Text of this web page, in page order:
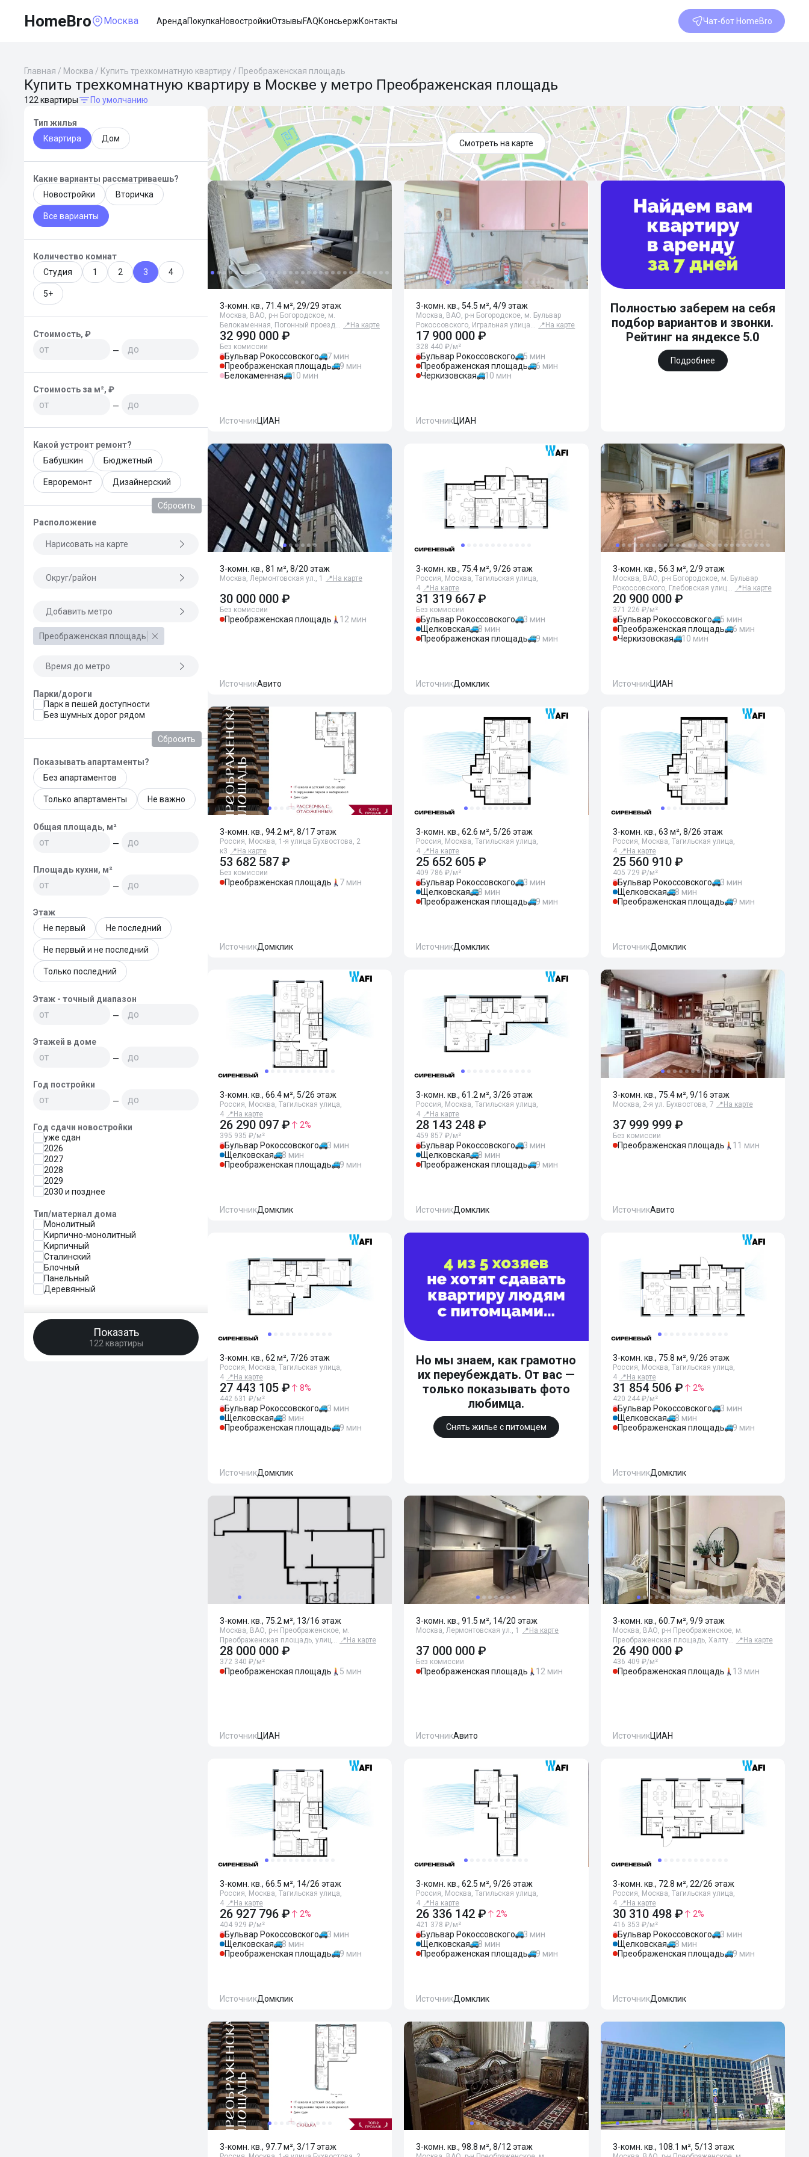
HomeBro Москва АрендаПокупкаНовостройкиОтзывыFAQКонсьержКонтакты Чат-бот HomeBro
Главная / Москва / Купить трехкомнатную квартиру / Преображенская площадь
Купить трехкомнатную квартиру в Москве у метро Преображенская площадь
122 квартиры По умолчанию
Тип жилья
Квартира
Дом
Какие варианты рассматриваешь?
Новостройки
Вторичка
Все варианты
Количество комнат
Студия
1 2 3 4
5+
Стоимость, ₽
—
Стоимость за м², ₽
—
Какой устроит ремонт?
Бабушкин
Бюджетный
Евроремонт Дизайнерский
Сбросить
Расположение
Нарисовать на карте
Округ/район
Добавить метро
Преображенская площадь
Время до метро
Парки/дороги
Парк в пешей доступности
Без шумных дорог рядом
Сбросить
Показывать апартаменты?
Без апартаментов
Только апартаменты Не важно
Общая площадь, м²
—
Площадь кухни, м²
—
Этаж
Не первый
Не последний
Не первый и не последний
Только последний
Этаж - точный диапазон
—
Этажей в доме
—
Год постройки
—
Год сдачи новостройки
уже сдан
2026
2027
2028
2029
2030 и позднее
Тип/материал дома
Монолитный
Кирпично-монолитный
Кирпичный
Сталинский
Блочный
Панельный
Деревянный
Показать
122 квартиры
Смотреть на карте
3-комн. кв., 71.4 м², 29/29 этаж
Москва, ВАО, р-н Богородское, м.
Белокаменная, Погонный проезд… 📍 На карте
32 990 000 ₽
Без комиссии
Бульвар Рокоссовского
7 мин
Преображенская площадь
9 мин
Белокаменная
10 мин
ИсточникЦИАН
3-комн. кв., 54.5 м², 4/9 этаж
Москва, ВАО, р-н Богородское, м. Бульвар
Рокоссовского, Игральная улица… 📍 На карте
17 900 000 ₽
328 440 ₽/м²
Бульвар Рокоссовского
5 мин
Преображенская площадь
6 мин
Черкизовская
10 мин
ИсточникЦИАН
Полностью заберем на себя
подбор вариантов и звонки.
Рейтинг на яндексе 5.0
Подробнее
3-комн. кв., 81 м², 8/20 этаж
Москва, Лермонтовская ул., 1 📍 На карте
30 000 000 ₽
Без комиссии
Преображенская площадь 12 мин
ИсточникАвито
3-комн. кв., 75.4 м², 9/26 этаж
Россия, Москва, Тагильская улица,
4 📍 На карте
31 319 667 ₽
Без комиссии
Бульвар Рокоссовского
3 мин
Щелковская
8 мин
Преображенская площадь
9 мин
ИсточникДомклик
3-комн. кв., 56.3 м², 2/9 этаж
Москва, ВАО, р-н Богородское, м. Бульвар
Рокоссовского, Глебовская улиц… 📍 На карте
20 900 000 ₽
371 226 ₽/м²
Бульвар Рокоссовского
5 мин
Преображенская площадь
6 мин
Черкизовская
10 мин
ИсточникЦИАН
3-комн. кв., 94.2 м², 8/17 этаж
Россия, Москва, 1-я улица Бухвостова, 2
к3 📍 На карте
53 682 587 ₽
Без комиссии
Преображенская площадь 7 мин
ИсточникДомклик
3-комн. кв., 62.6 м², 5/26 этаж
Россия, Москва, Тагильская улица,
4 📍 На карте
25 652 605 ₽
409 786 ₽/м²
Бульвар Рокоссовского
3 мин
Щелковская
8 мин
Преображенская площадь
9 мин
ИсточникДомклик
3-комн. кв., 63 м², 8/26 этаж
Россия, Москва, Тагильская улица,
4 📍 На карте
25 560 910 ₽
405 729 ₽/м²
Бульвар Рокоссовского
3 мин
Щелковская
8 мин
Преображенская площадь
9 мин
ИсточникДомклик
3-комн. кв., 66.4 м², 5/26 этаж
Россия, Москва, Тагильская улица,
4 📍 На карте
26 290 097 ₽ 2%
395 935 ₽/м²
Бульвар Рокоссовского
3 мин
Щелковская
8 мин
Преображенская площадь
9 мин
ИсточникДомклик
3-комн. кв., 61.2 м², 3/26 этаж
Россия, Москва, Тагильская улица,
4 📍 На карте
28 143 248 ₽
459 857 ₽/м²
Бульвар Рокоссовского
3 мин
Щелковская
8 мин
Преображенская площадь
9 мин
ИсточникДомклик
3-комн. кв., 75.4 м², 9/16 этаж
Москва, 2-я ул. Бухвостова, 7 📍 На карте
37 999 999 ₽
Без комиссии
Преображенская площадь 11 мин
ИсточникАвито
3-комн. кв., 62 м², 7/26 этаж
Россия, Москва, Тагильская улица,
4 📍 На карте
27 443 105 ₽ 8%
442 631 ₽/м²
Бульвар Рокоссовского
3 мин
Щелковская
8 мин
Преображенская площадь
9 мин
ИсточникДомклик
Но мы знаем, как грамотно
их переубеждать. От вас —
только показывать фото
любимца.
Снять жилье с питомцем
3-комн. кв., 75.8 м², 9/26 этаж
Россия, Москва, Тагильская улица,
4 📍 На карте
31 854 506 ₽ 2%
420 244 ₽/м²
Бульвар Рокоссовского
3 мин
Щелковская
8 мин
Преображенская площадь
9 мин
ИсточникДомклик
3-комн. кв., 75.2 м², 13/16 этаж
Москва, ВАО, р-н Преображенское, м.
Преображенская площадь, улиц… 📍 На карте
28 000 000 ₽
372 340 ₽/м²
Преображенская площадь 5 мин
ИсточникЦИАН
3-комн. кв., 91.5 м², 14/20 этаж
Москва, Лермонтовская ул., 1 📍 На карте
37 000 000 ₽
Без комиссии
Преображенская площадь 12 мин
ИсточникАвито
3-комн. кв., 60.7 м², 9/9 этаж
Москва, ВАО, р-н Преображенское, м.
Преображенская площадь, Халту… 📍 На карте
26 490 000 ₽
436 409 ₽/м²
Преображенская площадь 13 мин
ИсточникЦИАН
3-комн. кв., 66.5 м², 14/26 этаж
Россия, Москва, Тагильская улица,
4 📍 На карте
26 927 796 ₽ 2%
404 929 ₽/м²
Бульвар Рокоссовского
3 мин
Щелковская
8 мин
Преображенская площадь
9 мин
ИсточникДомклик
3-комн. кв., 62.5 м², 9/26 этаж
Россия, Москва, Тагильская улица,
4 📍 На карте
26 336 142 ₽ 2%
421 378 ₽/м²
Бульвар Рокоссовского
3 мин
Щелковская
8 мин
Преображенская площадь
9 мин
ИсточникДомклик
3-комн. кв., 72.8 м², 22/26 этаж
Россия, Москва, Тагильская улица,
4 📍 На карте
30 310 498 ₽ 2%
416 353 ₽/м²
Бульвар Рокоссовского
3 мин
Щелковская
8 мин
Преображенская площадь
9 мин
ИсточникДомклик
3-комн. кв., 97.7 м², 3/17 этаж 3-комн. кв., 98.8 м², 8/12 этаж 3-комн. кв., 108.1 м², 5/13 этаж